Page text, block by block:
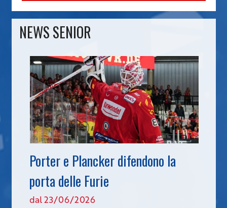
NEWS SENIOR
Porter e Plancker difendono la
porta delle Furie
dal 23/06/2026